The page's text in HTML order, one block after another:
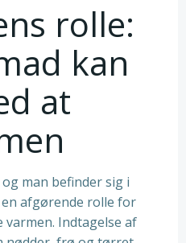
rolle:
kan
at
man befinder sig i
afgørende rolle for
Indtagelse af